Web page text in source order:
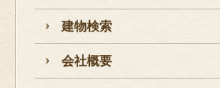
建物検索
会社概要